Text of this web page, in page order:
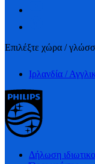
Επιλέξτε χώρα /
Ιρλανδία /
Δήλωση